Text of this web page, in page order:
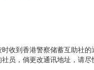
时收到香港警察储蓄互助社
员，倘更改通讯地址，请尽